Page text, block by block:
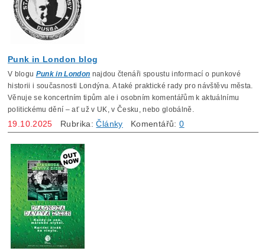
Punk in London blog
V blogu Punk in London najdou čtenáři spoustu informací o punkové
historii i současnosti Londýna. A také praktické rady pro návštěvu města.
Věnuje se koncertním tipům ale i osobním komentářům k aktuálnímu
politickému dění – ať už v UK, v Česku, nebo globálně.
19.10.2025 Rubrika:Články Komentářů:0